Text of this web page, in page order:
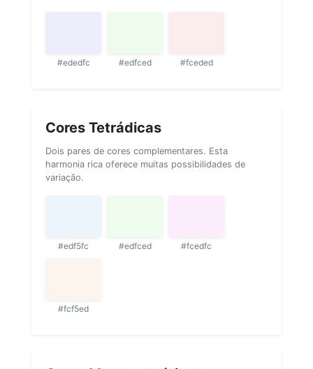
#ededfc #edfced #fceded
Cores Tetrádicas
Dois pares de cores complementares. Esta
harmonia rica oferece muitas possibilidades de
variação.
#edf5fc #edfced #fcedfc
#fcf5ed